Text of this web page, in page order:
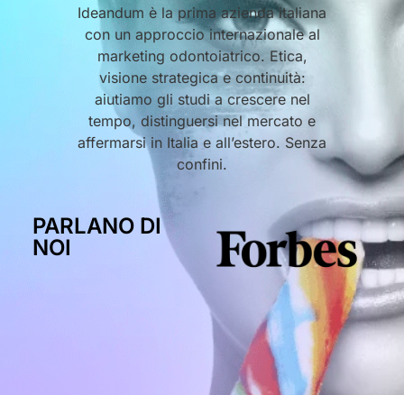
Ideandum è la prima azienda italiana
con un approccio internazionale al
marketing odontoiatrico. Etica,
visione strategica e continuità:
aiutiamo gli studi a crescere nel
tempo, distinguersi nel mercato e
affermarsi in Italia e all’estero. Senza
confini.
PARLANO DI
NOI